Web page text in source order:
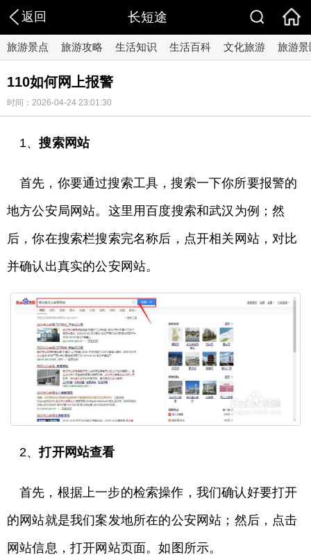
返回 长短途
旅游景点 旅游攻略 生活知识 生活百科 文化旅游 旅游景
110如何网上报警
时间：2026-04-24 23:01:30
1、搜索网站
首先，你要通过搜索工具，搜索一下你所要报警的
地方公安局网站。这里用百度搜索和武汉为例；然
后，你在搜索栏搜索完名称后，点开相关网站，对比
并确认出真实的公安网站。
2、打开网站查看
首先，根据上一步的检索操作，我们确认好要打开
的网站就是我们案发地所在的公安网站；然后，点击
网站信息，打开网站页面。如图所示。